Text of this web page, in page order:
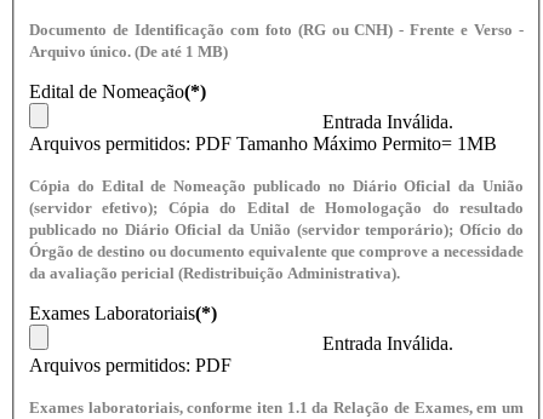
Documento de Identificação com foto (RG ou CNH) - Frente e Verso -
Arquivo único. (De até 1 MB)
Edital de Nomeação(*)
Entrada Inválida.
Arquivos permitidos: PDF Tamanho Máximo Permito= 1MB
Cópia do Edital de Nomeação publicado no Diário Oficial da União
(servidor efetivo); Cópia do Edital de Homologação do resultado
publicado no Diário Oficial da União (servidor temporário); Ofício do
Órgão de destino ou documento equivalente que comprove a necessidade
da avaliação pericial (Redistribuição Administrativa).
Exames Laboratoriais(*)
Entrada Inválida.
Arquivos permitidos: PDF
Exames laboratoriais, conforme iten 1.1 da Relação de Exames, em um